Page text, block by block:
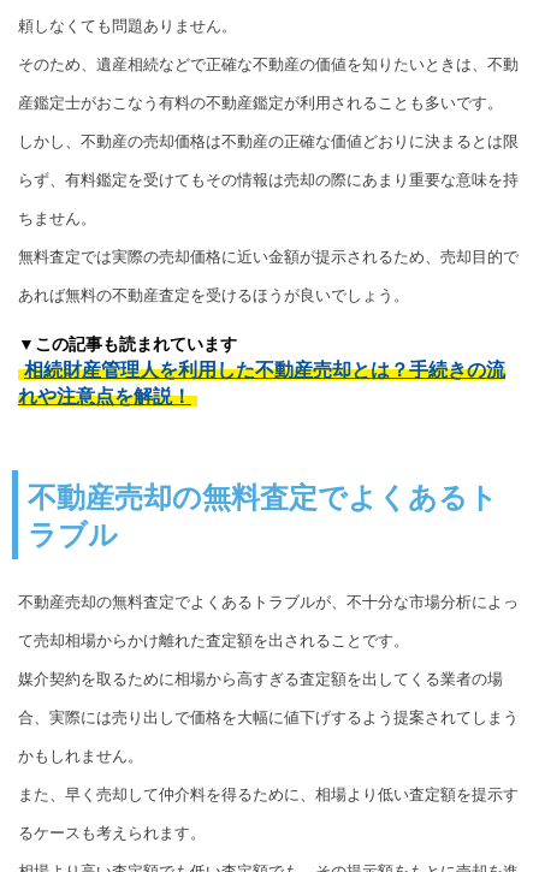
頼しなくても問題ありません。
そのため、遺産相続などで正確な不動産の価値を知りたいときは、不動
産鑑定士がおこなう有料の不動産鑑定が利用されることも多いです。
しかし、不動産の売却価格は不動産の正確な価値どおりに決まるとは限
らず、有料鑑定を受けてもその情報は売却の際にあまり重要な意味を持
ちません。
無料査定では実際の売却価格に近い金額が提示されるため、売却目的で
あれば無料の不動産査定を受けるほうが良いでしょう。
▼この記事も読まれています
相続財産管理人を利用した不動産売却とは？手続きの流
れや注意点を解説！
不動産売却の無料査定でよくあるト
ラブル
不動産売却の無料査定でよくあるトラブルが、不十分な市場分析によっ
て売却相場からかけ離れた査定額を出されることです。
媒介契約を取るために相場から高すぎる査定額を出してくる業者の場
合、実際には売り出しで価格を大幅に値下げするよう提案されてしまう
かもしれません。
また、早く売却して仲介料を得るために、相場より低い査定額を提示す
るケースも考えられます。